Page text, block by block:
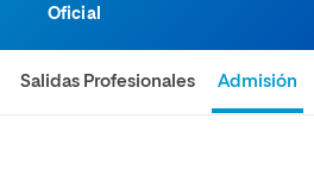
Oficial
Salidas Profesionales Admisión